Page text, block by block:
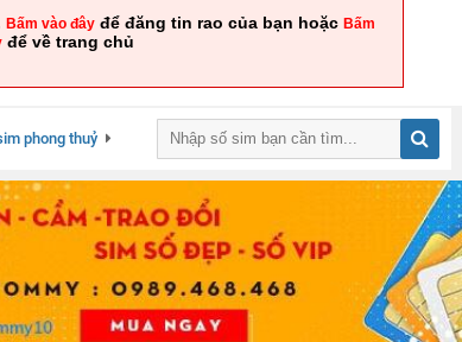
Bấm vào đâyđể đăng tin rao của bạn hoặc Bấm
để về trang chủ
phong thuỷ